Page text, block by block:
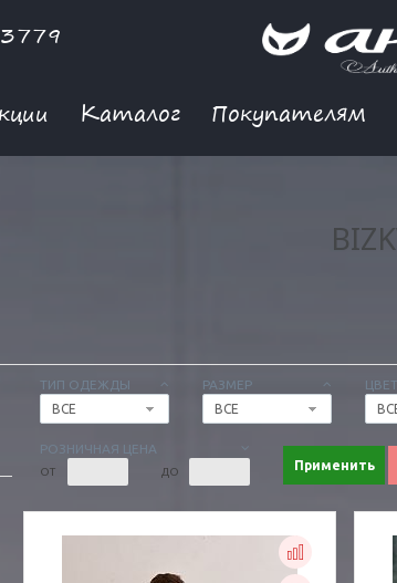
Каталог Покупателям
ТИП ОДЕЖДЫ
ВСЕ
РАЗМЕР
ВСЕ
ЦВЕТ
РОЗНИЧНАЯ ЦЕНА
ОТ ДО Применить